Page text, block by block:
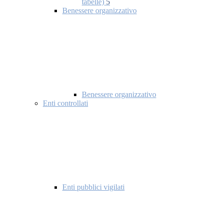
tabelle) 5
Benessere organizzativo
Benessere organizzativo
Enti controllati
Enti pubblici vigilati